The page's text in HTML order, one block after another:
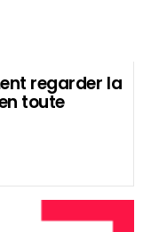
regarder la
toute